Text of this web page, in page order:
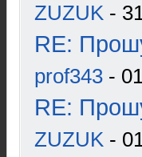
ZUZUK -
RE:
prof343 -
RE:
ZUZUK -